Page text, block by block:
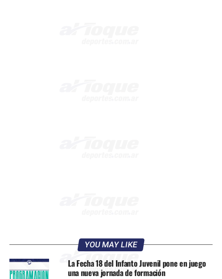
YOU MAY LIKE
La Fecha 18 del Infanto Juvenil pone en juego
una nueva jornada de formación